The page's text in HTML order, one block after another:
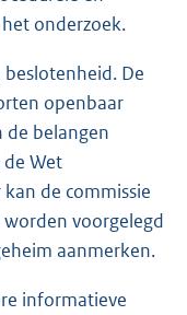
onderzoek.
De
openbaar
de belangen
Wet
de commissie
voorgelegd
aanmerken.
informatieve